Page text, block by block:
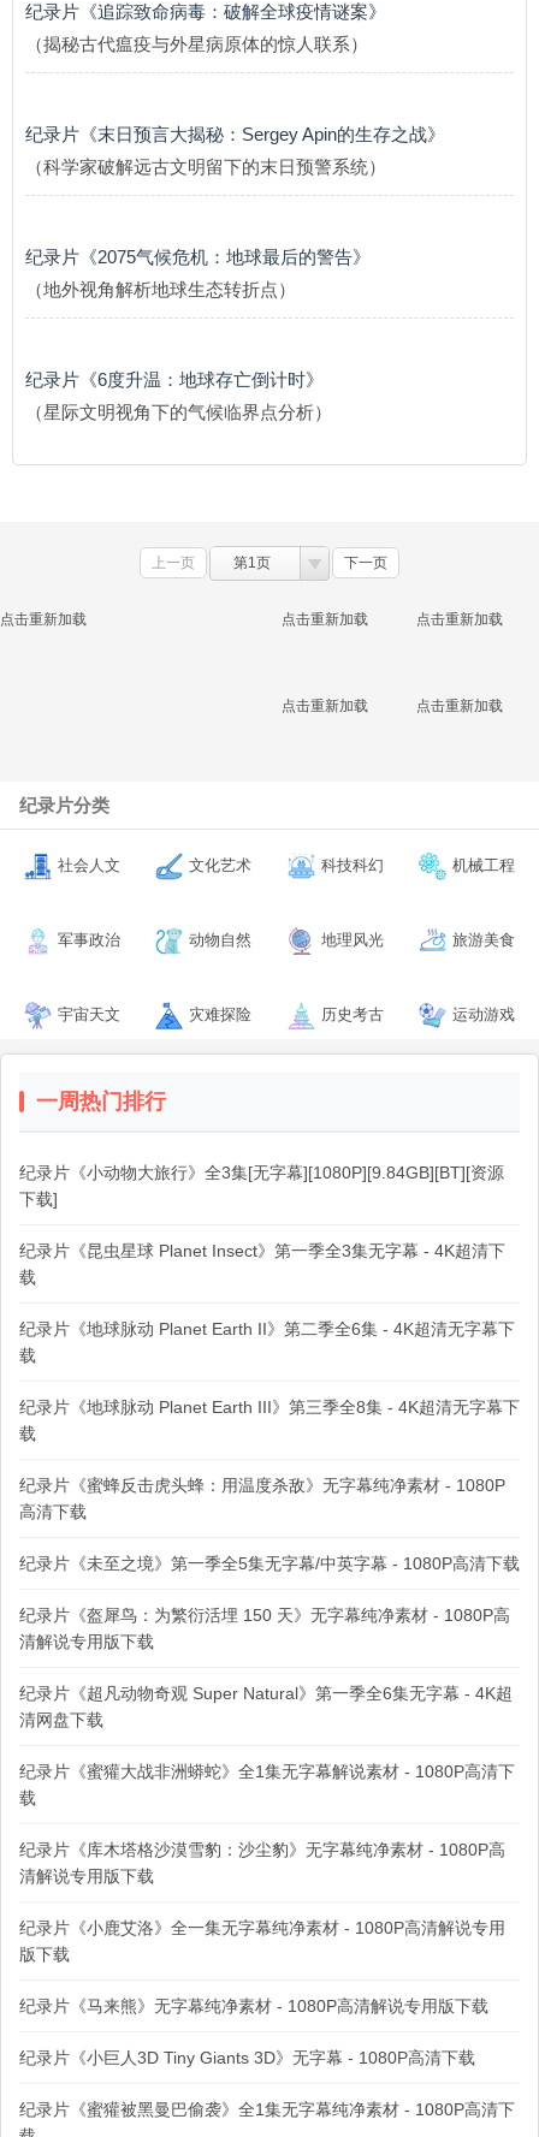
纪录片《追踪致命病毒：破解全球疫情谜案》
（揭秘古代瘟疫与外星病原体的惊人联系）
纪录片《末日预言大揭秘：Sergey Apin的生存之战》
（科学家破解远古文明留下的末日预警系统）
纪录片《2075气候危机：地球最后的警告》
（地外视角解析地球生态转折点）
纪录片《6度升温：地球存亡倒计时》
（星际文明视角下的气候临界点分析）
上一页 第1页 下一页
点击重新加载 点击重新加载 点击重新加载
点击重新加载 点击重新加载
纪录片分类
社会人文 文化艺术 科技科幻 机械工程
军事政治 动物自然 地理风光 旅游美食
宇宙天文 灾难探险 历史考古 运动游戏
一周热门排行
纪录片《小动物大旅行》全3集[无字幕][1080P][9.84GB][BT][资源
下载]
纪录片《昆虫星球 Planet Insect》第一季全3集无字幕 - 4K超清下
载
纪录片《地球脉动 Planet Earth II》第二季全6集 - 4K超清无字幕下
载
纪录片《地球脉动 Planet Earth III》第三季全8集 - 4K超清无字幕下
载
纪录片《蜜蜂反击虎头蜂：用温度杀敌》无字幕纯净素材 - 1080P
高清下载
纪录片《未至之境》第一季全5集无字幕/中英字幕 - 1080P高清下载
纪录片《盔犀鸟：为繁衍活埋 150 天》无字幕纯净素材 - 1080P高
清解说专用版下载
纪录片《超凡动物奇观 Super Natural》第一季全6集无字幕 - 4K超
清网盘下载
纪录片《蜜獾大战非洲蟒蛇》全1集无字幕解说素材 - 1080P高清下
载
纪录片《库木塔格沙漠雪豹：沙尘豹》无字幕纯净素材 - 1080P高
清解说专用版下载
纪录片《小鹿艾洛》全一集无字幕纯净素材 - 1080P高清解说专用
版下载
纪录片《马来熊》无字幕纯净素材 - 1080P高清解说专用版下载
纪录片《小巨人3D Tiny Giants 3D》无字幕 - 1080P高清下载
纪录片《蜜獾被黑曼巴偷袭》全1集无字幕纯净素材 - 1080P高清下